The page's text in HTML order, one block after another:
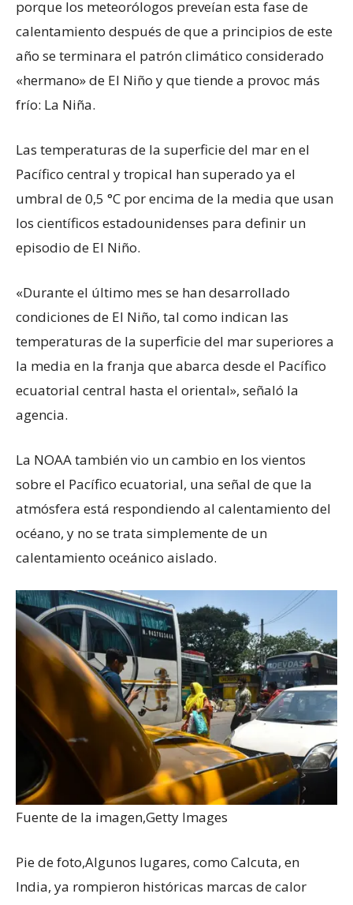
porque los meteorólogos preveían esta fase de
calentamiento después de que a principios de este
año se terminara el patrón climático considerado
«hermano» de El Niño y que tiende a provoc más
frío: La Niña.
Las temperaturas de la superficie del mar en el
Pacífico central y tropical han superado ya el
umbral de 0,5 °C por encima de la media que usan
los científicos estadounidenses para definir un
episodio de El Niño.
«Durante el último mes se han desarrollado
condiciones de El Niño, tal como indican las
temperaturas de la superficie del mar superiores a
la media en la franja que abarca desde el Pacífico
ecuatorial central hasta el oriental», señaló la
agencia.
La NOAA también vio un cambio en los vientos
sobre el Pacífico ecuatorial, una señal de que la
atmósfera está respondiendo al calentamiento del
océano, y no se trata simplemente de un
calentamiento oceánico aislado.
Fuente de la imagen,Getty Images
Pie de foto,Algunos lugares, como Calcuta, en
India, ya rompieron históricas marcas de calor